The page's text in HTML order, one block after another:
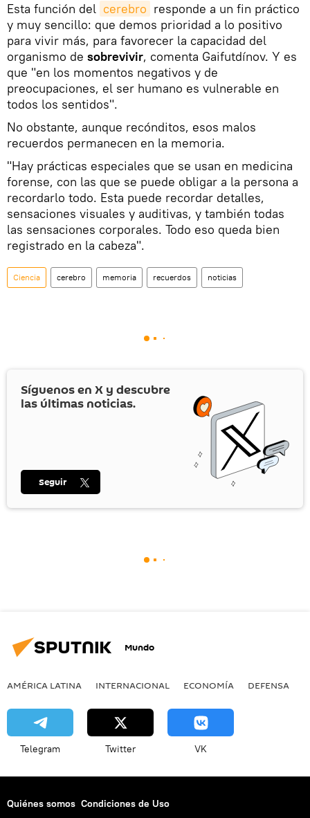
Esta función del cerebro responde a un fin práctico
y muy sencillo: que demos prioridad a lo positivo
para vivir más, para favorecer la capacidad del
organismo de sobrevivir, comenta Gaifutdínov. Y es
que "en los momentos negativos y de
preocupaciones, el ser humano es vulnerable en
todos los sentidos".
No obstante, aunque recónditos, esos malos
recuerdos permanecen en la memoria.
"Hay prácticas especiales que se usan en medicina
forense, con las que se puede obligar a la persona a
recordarlo todo. Esta puede recordar detalles,
sensaciones visuales y auditivas, y también todas
las sensaciones corporales. Todo eso queda bien
registrado en la cabeza".
Ciencia cerebro memoria recuerdos noticias
Síguenos en X y descubre
las últimas noticias.
Seguir
Mundo
AMÉRICA LATINA INTERNACIONAL ECONOMÍA DEFENSA
Telegram Twitter VK
Quiénes somos Condiciones de Uso